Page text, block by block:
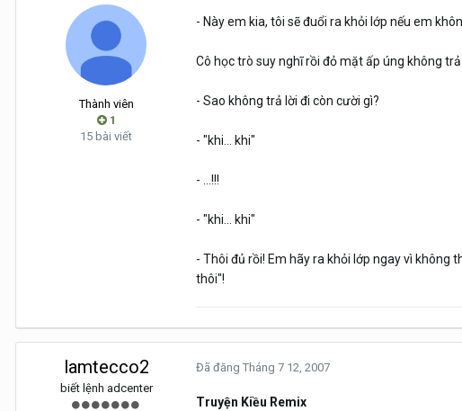
Thành viên
1
15 bài viết
- Này em kia, tôi sẽ đuổi ra khỏi lớp nếu em
Cô học trò suy nghĩ rồi đỏ mặt ấp úng không trả
- Sao không trả lời đi còn cười gì?
- "khi... khi"
- ...!!!
- "khi... khi"
- Thôi đủ rồi! Em hãy ra khỏi lớp ngay vì không
thôi"!
lamtecco2
biết lệnh adcenter
Đã đăng Tháng 7 12, 2007
Truyện Kiều Remix